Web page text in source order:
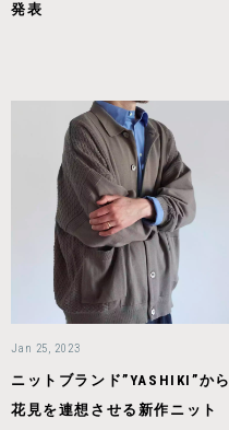
発表
Jan 25, 2023
ニットブランド”YASHIKI”から
花見を連想させる新作ニット